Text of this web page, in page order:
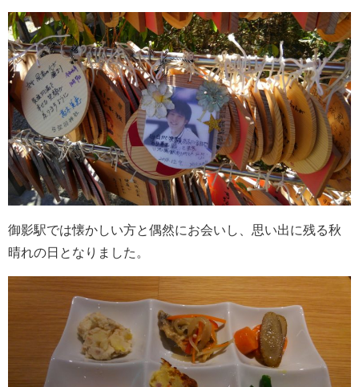
御影駅では懐かしい方と偶然にお会いし、思い出に残る秋
晴れの日となりました。